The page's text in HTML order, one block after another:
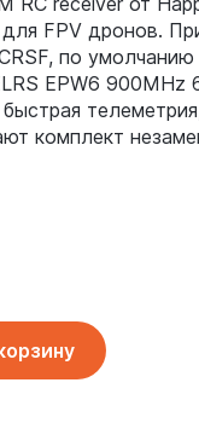
FPV дронов.
по умолчанию
EPW6 900MHz
быстрая
комплект